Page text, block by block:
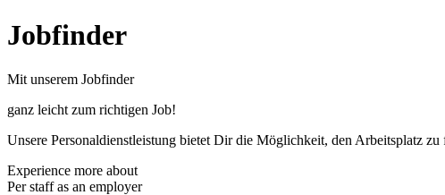
Jobfinder
Mit unserem Jobfinder
ganz leicht zum richtigen Job!
Unsere Personaldienstleistung bietet Dir die Möglichkeit, den Arbeitsplatz
Experience more about
Per staff as an employer